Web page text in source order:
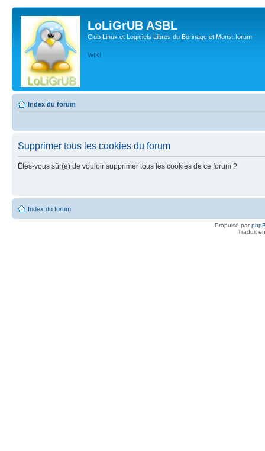
LoLiGrUB ASBL
Club Linux et Logiciels Libres du Borinage et Mons: forum
WIKI
Index du forum
Supprimer tous les cookies du forum
Êtes-vous sûr(e) de vouloir supprimer tous les cookies de ce forum ?
Index du forum
Propulsé par
Traduit